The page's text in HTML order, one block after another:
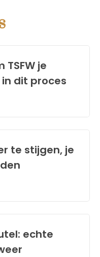
je
dit proces
te stijgen, je
echte